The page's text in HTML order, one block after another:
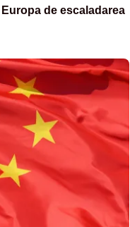
de escaladarea